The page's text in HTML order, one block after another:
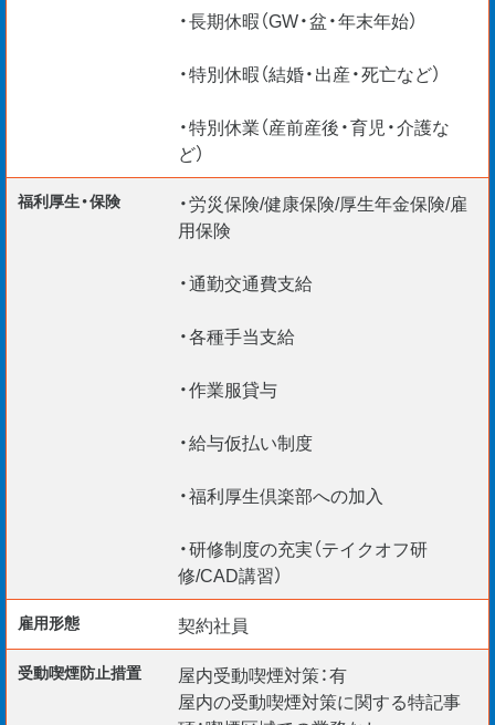
・長期休暇（GW・盆・年末年始）
・特別休暇（結婚・出産・死亡など）
・特別休業（産前産後・育児・介護な
ど）
福利厚生・保険
・労災保険/健康保険/厚生年金保険/雇
用保険
・通勤交通費支給
・各種手当支給
・作業服貸与
・給与仮払い制度
・福利厚生倶楽部への加入
・研修制度の充実（テイクオフ研
修/CAD講習）
雇用形態 契約社員
受動喫煙防⽌措置
屋内受動喫煙対策：有
屋内の受動喫煙対策に関する特記事